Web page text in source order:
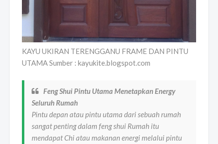
KAYU UKIRAN TERENGGANU FRAME DAN PINTU
UTAMA Sumber : kayukite.blogspot.com
Feng Shui Pintu Utama Menetapkan Energy
Seluruh Rumah
Pintu depan atau pintu utama dari sebuah rumah
sangat penting dalam feng shui Rumah itu
mendapat Chi atau makanan energi melalui pintu